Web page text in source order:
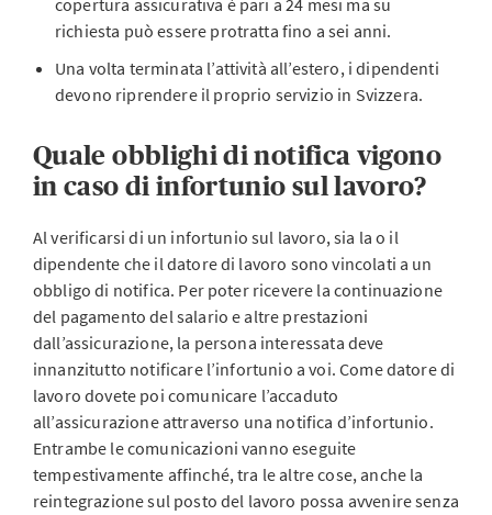
copertura assicurativa è pari a 24 mesi ma su
richiesta può essere protratta fino a sei anni.
Una volta terminata l’attività all’estero, i dipendenti
devono riprendere il proprio servizio in Svizzera.
Quale obblighi di notifica vigono
in caso di infortunio sul lavoro?
Al verificarsi di un infortunio sul lavoro, sia la o il
dipendente che il datore di lavoro sono vincolati a un
obbligo di notifica. Per poter ricevere la continuazione
del pagamento del salario e altre prestazioni
dall’assicurazione, la persona interessata deve
innanzitutto notificare l’infortunio a voi. Come datore di
lavoro dovete poi comunicare l’accaduto
all’assicurazione attraverso una notifica d’infortunio.
Entrambe le comunicazioni vanno eseguite
tempestivamente affinché, tra le altre cose, anche la
reintegrazione sul posto del lavoro possa avvenire senza